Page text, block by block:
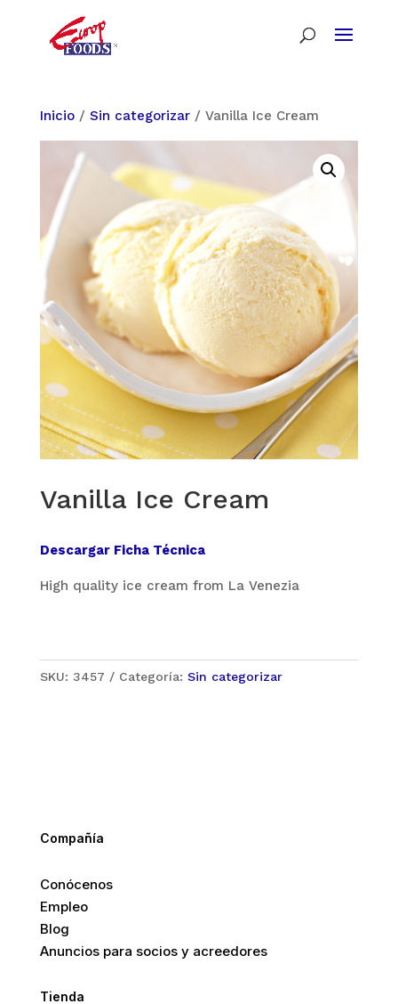
Inicio/ Sin categorizar/ Vanilla Ice Cream
Vanilla Ice Cream
Descargar Ficha Técnica
High quality ice cream from La Venezia
SKU: 3457 Categoría: Sin categorizar
Compañía
Conócenos
Empleo
Blog
Anuncios para socios y acreedores
Tienda